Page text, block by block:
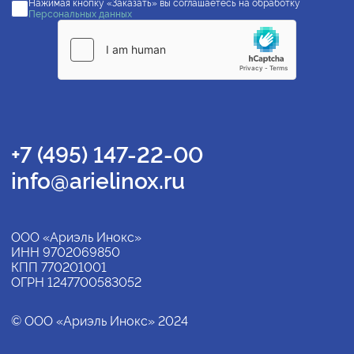
Нажимая кнопку «Заказать» вы соглашаетесь на обработку
Персональных данных
+7 (495) 147-22-00
info@arielinox.ru
ООО «Ариэль Инокс»
ИНН 9702069850
КПП 770201001
ОГРН 1247700583052
© ООО «Ариэль Инокс» 2024